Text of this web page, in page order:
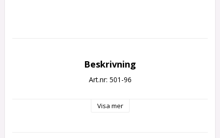
Beskrivning
Art.nr: 501-96
Visa mer